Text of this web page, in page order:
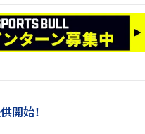
開始！